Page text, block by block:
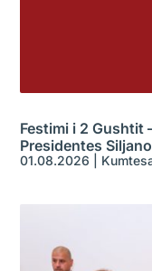
Festimi i 2 Gushtit
Presidentes
01.08.2026